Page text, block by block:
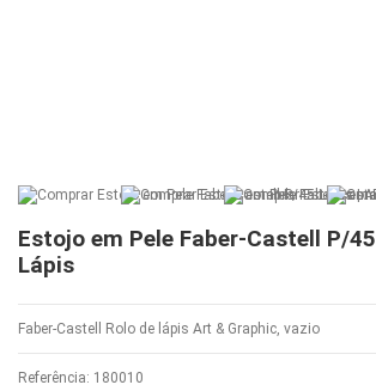
Estojo em Pele Faber-Castell P/45
Lápis
Faber-Castell Rolo de lápis Art & Graphic, vazio
Referência: 180010